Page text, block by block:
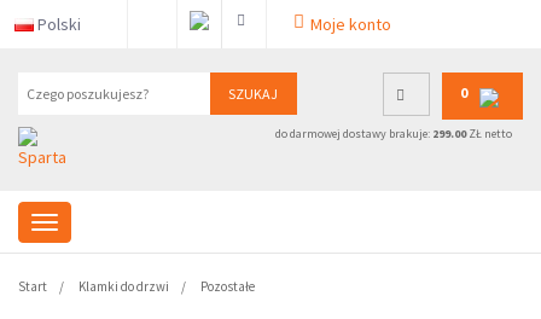
Polski Moje konto
SZUKAJ 0
do darmowej dostawy brakuje: 299.00ZŁ netto
Start Klamki do drzwi Pozostałe